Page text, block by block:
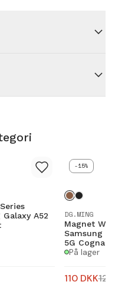
A52
-15%
DG.MING
Magnet
Samsung
5G Cognac
På lager
110 DKK129